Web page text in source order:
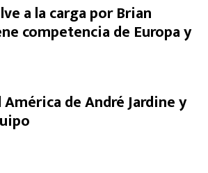
a la carga por Brian
competencia de Europa y
de André Jardine y